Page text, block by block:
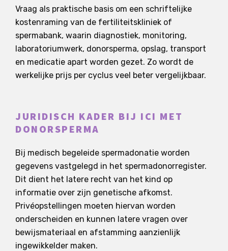
Vraag als praktische basis om een schriftelijke
kostenraming van de fertiliteitskliniek of
spermabank, waarin diagnostiek, monitoring,
laboratoriumwerk, donorsperma, opslag, transport
en medicatie apart worden gezet. Zo wordt de
werkelijke prijs per cyclus veel beter vergelijkbaar.
JURIDISCH KADER BIJ ICI MET
DONORSPERMA
Bij medisch begeleide spermadonatie worden
gegevens vastgelegd in het spermadonorregister.
Dit dient het latere recht van het kind op
informatie over zijn genetische afkomst.
Privéopstellingen moeten hiervan worden
onderscheiden en kunnen latere vragen over
bewijsmateriaal en afstamming aanzienlijk
ingewikkelder maken.